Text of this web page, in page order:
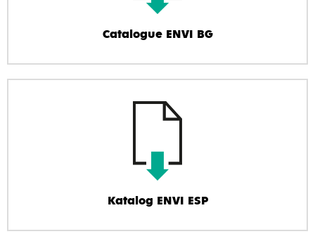
Catalogue ENVI BG
Katalog ENVI ESP